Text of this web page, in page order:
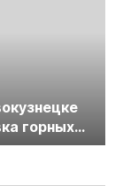
горных
России и